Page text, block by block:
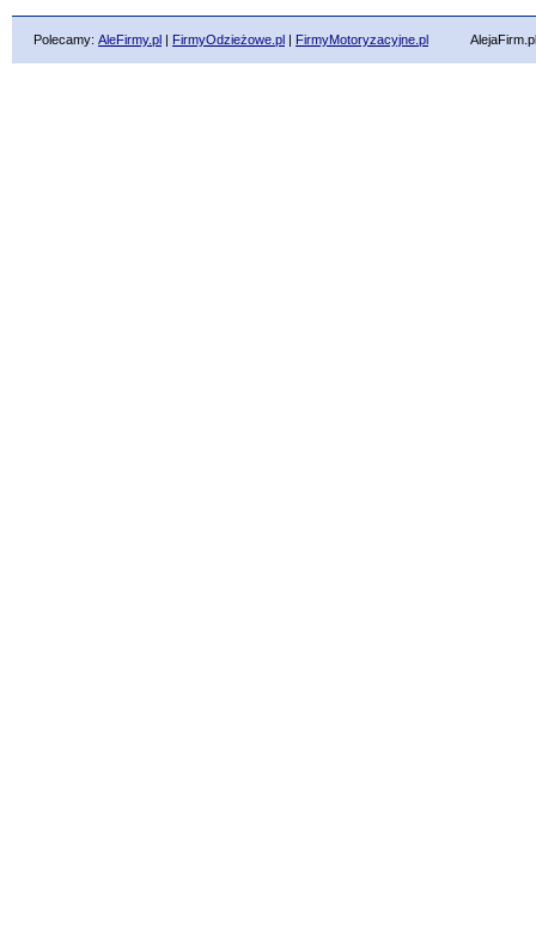
Polecamy: AleFirmy.pl | FirmyOdzieżowe.pl | FirmyMotoryzacyjne.pl AlejaFirm.pl